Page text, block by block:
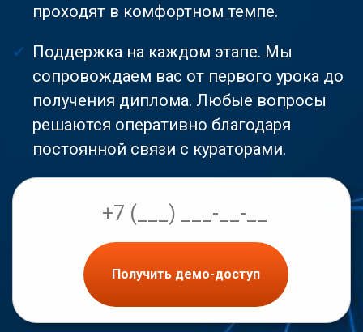
проходят в комфортном темпе.
Поддержка на каждом этапе. Мы
сопровождаем вас от первого урока до
получения диплома. Любые вопросы
решаются оперативно благодаря
постоянной связи с кураторами.
Получить демо-доступ